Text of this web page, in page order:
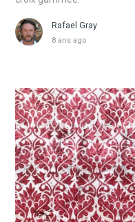
Rafael Gray
8 ans ago